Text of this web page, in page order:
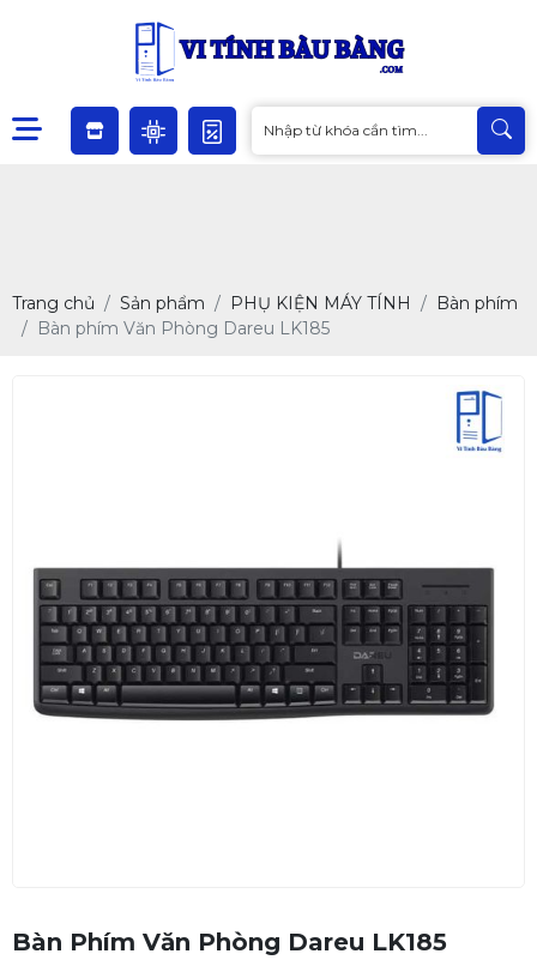
Trang chủ Sản phẩm PHỤ KIỆN MÁY TÍNH
Bàn phím
Bàn phím Văn Phòng Dareu LK185
Bàn Phím Văn Phòng Dareu LK185